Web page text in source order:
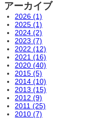
アーカイブ
2026 (1)
2025 (1)
2024 (2)
2023 (7)
2022 (12)
2021 (16)
2020 (40)
2015 (5)
2014 (10)
2013 (15)
2012 (9)
2011 (25)
2010 (7)